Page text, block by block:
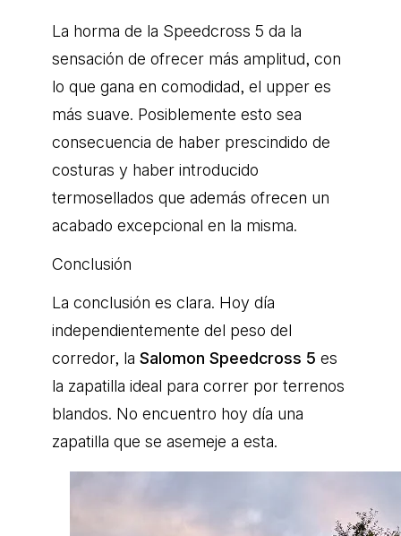
La horma de la Speedcross 5 da la
sensación de ofrecer más amplitud, con
lo que gana en comodidad, el upper es
más suave. Posiblemente esto sea
consecuencia de haber prescindido de
costuras y haber introducido
termosellados que además ofrecen un
acabado excepcional en la misma.
Conclusión
La conclusión es clara. Hoy día
independientemente del peso del
corredor, la Salomon Speedcross 5 es
la zapatilla ideal para correr por terrenos
blandos. No encuentro hoy día una
zapatilla que se asemeje a esta.